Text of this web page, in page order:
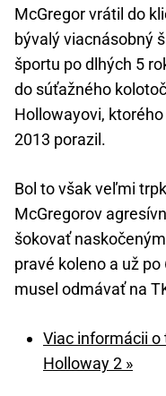
McGregor vrátil do
bývalý viacnásobný
športu po dlhých 5
do súťažného
Hollowayovi,
2013 porazil.
Bol to však veľmi
McGregorov
šokovať
pravé koleno a už
musel odmávať na
Viac informácii o
Holloway 2 »